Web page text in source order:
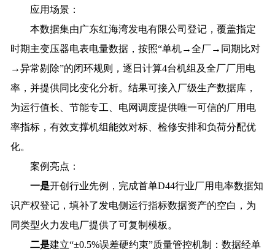
应用场景：
本数据集由广东红海湾发电有限公司登记，覆盖指定
时期主变压器电表电量数据，按照“单机→全厂→同期比对
→异常剔除”的闭环规则，逐日计算4台机组及全厂厂用电
率，并提供同比变化分析。结果可接入厂级生产数据库，
为运行值长、节能专工、电网调度提供唯一可信的厂用电
率指标，有效支撑机组能效对标、检修安排和负荷分配优
化。
案例亮点：
一是开创行业先例，完成首单D44行业厂用电率数据知
识产权登记，填补了发电侧运行指标数据资产的空白，为
同类型火力发电厂提供了可复制模板。
二是建立“±0.5%误差硬约束”质量管控机制：数据经单